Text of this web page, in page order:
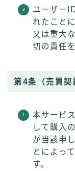
ユーザー
れたこと
又は重大
切の責任
第4条（売買契
本サービ
して購入
が当該申
とによっ
す。